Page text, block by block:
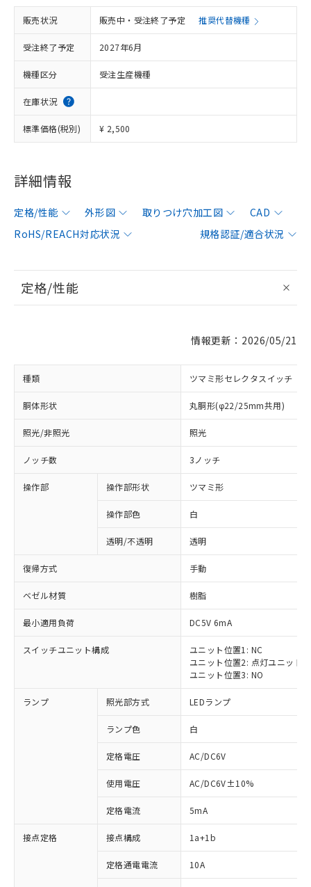
販売状況 販売中・受注終了予定 推奨代替機種
受注終了予定 2027年6月
機種区分 受注生産機種
在庫状況
標準価格(税別) ¥ 2,500
詳細情報
定格/性能 外形図 取りつけ穴加工図
CAD
RoHS/REACH対応状況
規格認証/適合状況
定格/性能
情報更新：2026/05/21
種類 ツマミ形セレクタスイッチ
胴体形状 丸胴形(φ22/25mm共用)
照光/非照光 照光
ノッチ数 3ノッチ
操作部 操作部形状 ツマミ形
操作部色 白
透明/不透明 透明
復帰方式 手動
ベゼル材質 樹脂
最小適用負荷 DC5V 6mA
スイッチユニット構成
ユニット位置1: NC
ユニット位置2: 点灯ユニット
ユニット位置3: NO
ランプ 照光部方式 LEDランプ
ランプ色 白
定格電圧 AC/DC6V
使用電圧 AC/DC6V±10%
定格電流 5mA
接点定格 接点構成 1a+1b
定格通電電流 10A
ご利用条件
以下の条件をお読みいただき、同意のうえ
非含有に対応した製品が提供可能な商品で
対応予定：EU RoHS指令（10物質）の非含
有に対応した製品に切り替える予定のある
対応予定なし：EU RoHS指令（10物質）の
非含有に非対応の商品で、対応品を出す予